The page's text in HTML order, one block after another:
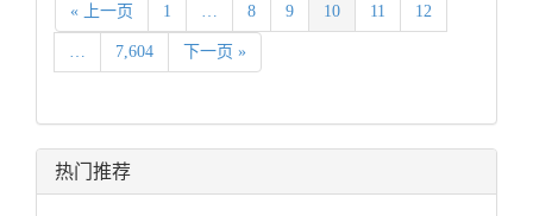
« 上一页 1 … 8 9 10 11 12
… 7,604 下一页 »
热门推荐